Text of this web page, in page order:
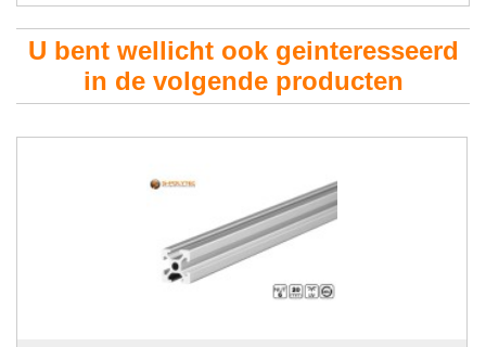
U bent wellicht ook geinteresseerd
in de volgende producten